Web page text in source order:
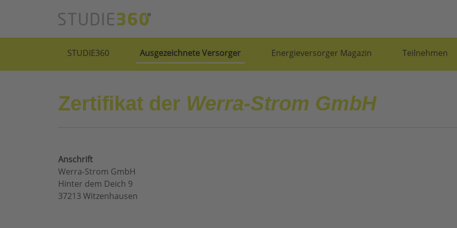
STUDIE360 Ausgezeichnete Versorger Energieversorger Magazin Teilnehmen
Zertifikat der Werra-Strom GmbH
Anschrift
Werra-Strom GmbH
Hinter dem Deich 9
37213 Witzenhausen